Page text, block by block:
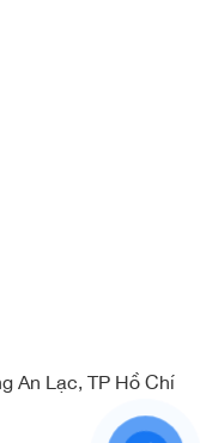
An Lạc, TP Hồ Chí